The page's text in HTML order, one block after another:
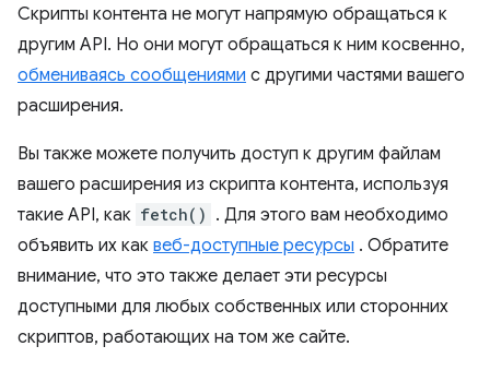
Скрипты контента не могут напрямую обращаться к
другим API. Но они могут обращаться к ним косвенно,
обмениваясь сообщениями с другими частями вашего
расширения.
Вы также можете получить доступ к другим файлам
вашего расширения из скрипта контента, используя
такие API, как fetch() . Для этого вам необходимо
объявить их как веб-доступные ресурсы . Обратите
внимание, что это также делает эти ресурсы
доступными для любых собственных или сторонних
скриптов, работающих на том же сайте.